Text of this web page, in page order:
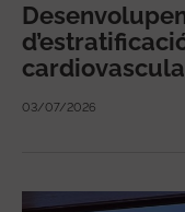
03/07/2026